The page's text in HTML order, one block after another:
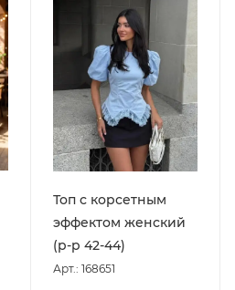
Топ с корсетным
эффектом женский
(р-р 42-44)
Арт.: 168651